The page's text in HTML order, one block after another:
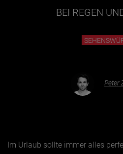
BEI REGEN
Peter
Im Urlaub sollte immer alles